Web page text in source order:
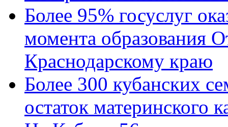
Более 95% госуслуг
момента образования
Краснодарскому краю
Более 300 кубанских
остаток материнского